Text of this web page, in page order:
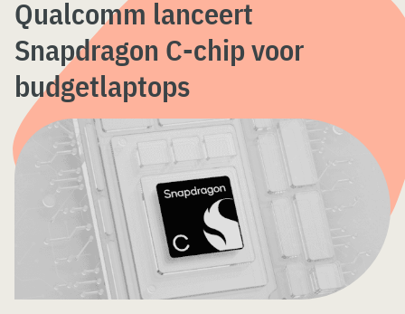
Qualcomm lanceert
Snapdragon C-chip voor
budgetlaptops